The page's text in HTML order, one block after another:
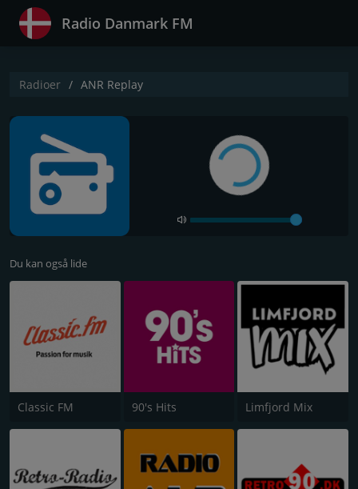
Radio Danmark FM
Radioer ANR Replay
Du kan også lide
Classic FM 90's Hits Limfjord Mix